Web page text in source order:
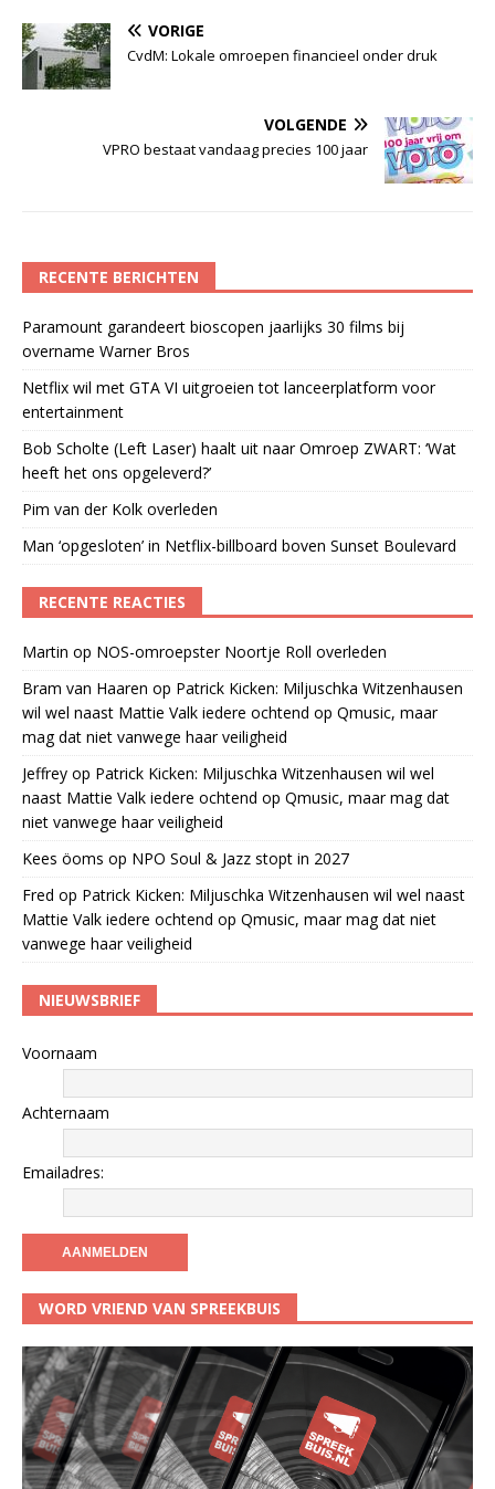
VORIGE
CvdM: Lokale omroepen financieel onder druk
VOLGENDE
VPRO bestaat vandaag precies 100 jaar
RECENTE BERICHTEN
Paramount garandeert bioscopen jaarlijks 30 films bij
overname Warner Bros
Netflix wil met GTA VI uitgroeien tot lanceerplatform voor
entertainment
Bob Scholte (Left Laser) haalt uit naar Omroep ZWART: ‘Wat
heeft het ons opgeleverd?’
Pim van der Kolk overleden
Man ‘opgesloten’ in Netflix-billboard boven Sunset Boulevard
RECENTE REACTIES
Martin op NOS-omroepster Noortje Roll overleden
Bram van Haaren op Patrick Kicken: Miljuschka Witzenhausen
wil wel naast Mattie Valk iedere ochtend op Qmusic, maar
mag dat niet vanwege haar veiligheid
Jeffrey op Patrick Kicken: Miljuschka Witzenhausen wil wel
naast Mattie Valk iedere ochtend op Qmusic, maar mag dat
niet vanwege haar veiligheid
Kees öoms op NPO Soul & Jazz stopt in 2027
Fred op Patrick Kicken: Miljuschka Witzenhausen wil wel naast
Mattie Valk iedere ochtend op Qmusic, maar mag dat niet
vanwege haar veiligheid
NIEUWSBRIEF
Voornaam
Achternaam
Emailadres:
WORD VRIEND VAN SPREEKBUIS